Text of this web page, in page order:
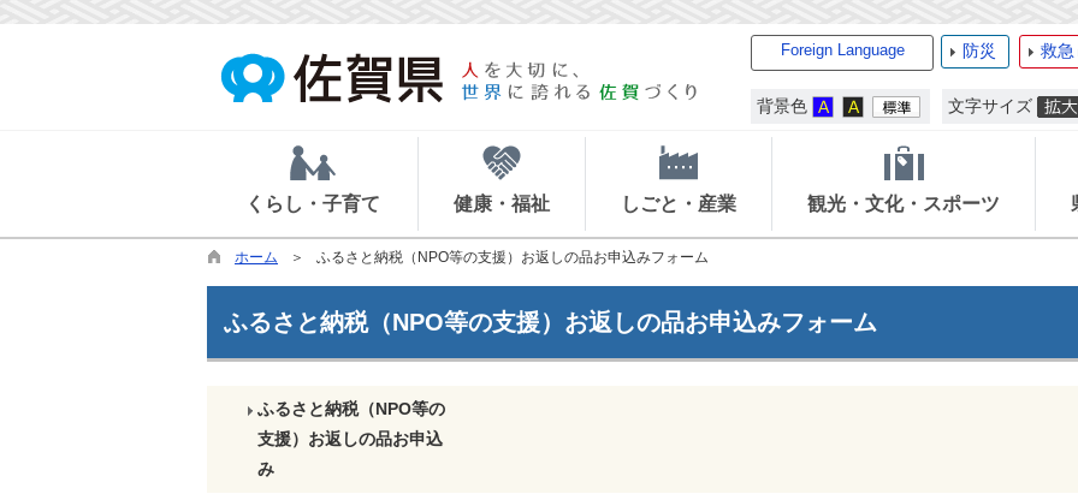
Foreign Language 防災 救急
背景色 文字サイズ
くらし・子育て 健康・福祉 しごと・産業 観光・文化・スポーツ
ホーム ふるさと納税（NPO等の支援）お返しの品お申込みフォーム
ふるさと納税（NPO等の支援）お返しの品お申込みフォーム
ふるさと納税（NPO等の
支援）お返しの品お申込
み